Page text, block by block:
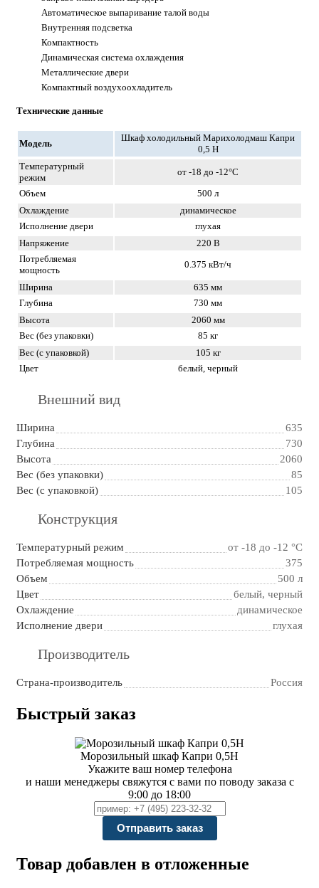
Автоматическое выпаривание талой воды
Внутренняя подсветка
Компактность
Динамическая система охлаждения
Металлические двери
Компактный воздухоохладитель
Технические данные
Модель
Шкаф холодильный Марихолодмаш Капри
0,5 Н
Температурный
режим
от -18 до -12°C
Объем
500 л
Охлаждение
динамическое
Исполнение двери
глухая
Напряжение
220 В
Потребляемая
мощность
0.375 кВт/ч
Ширина
635 мм
Глубина
730 мм
Высота
2060 мм
Вес (без упаковки)
85 кг
Вес (с упаковкой)
105 кг
Цвет
белый, черный
Внешний вид
Ширина
635
Глубина
730
Высота
2060
Вес (без упаковки)
85
Вес (с упаковкой)
105
Конструкция
Температурный режим
от -18 до -12 °C
Потребляемая мощность
375
Объем
500 л
Цвет
белый, черный
Охлаждение
динамическое
Исполнение двери
глухая
Производитель
Страна-производитель Россия
Быстрый заказ
Морозильный шкаф Капри 0,5Н
Укажите ваш номер телефона
и наши менеджеры свяжутся с вами по поводу заказа с
9:00 до 18:00
Товар добавлен в отложенные